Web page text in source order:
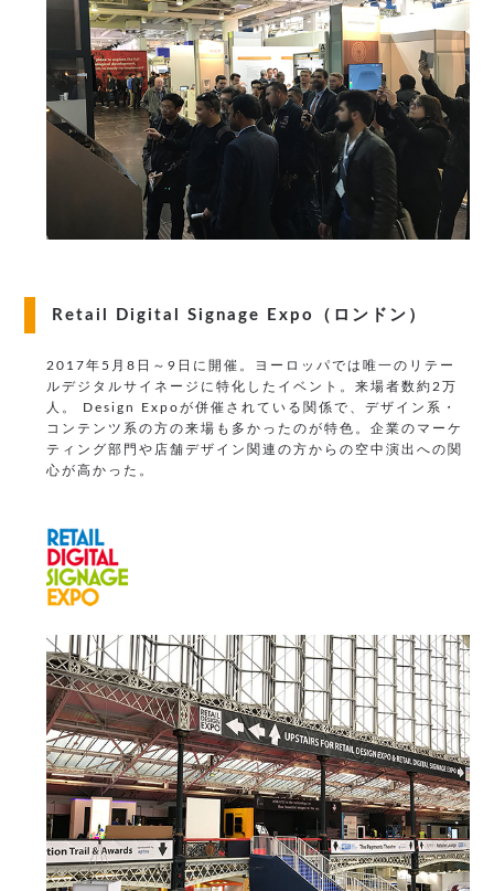
Retail Digital Signage Expo（ロンドン）
2017年5月8日～9日に開催。ヨーロッパでは唯一のリテー
ルデジタルサイネージに特化したイベント。来場者数約2万
人。
Design Expoが併催されている関係で、デザイン系・
コンテンツ系の方の来場も多かったのが特色。企業のマーケ
ティング部門や店舗デザイン関連の方からの空中演出への関
心が高かった。